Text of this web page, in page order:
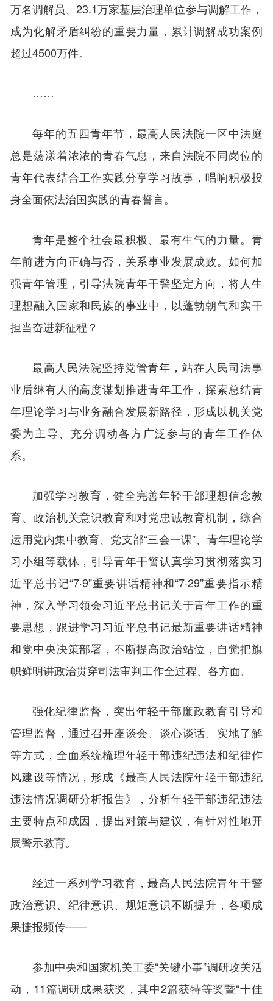
万名调解员、23.1万家基层治理单位参与调解工作，
成为化解矛盾纠纷的重要力量，累计调解成功案例
超过4500万件。
……
每年的五四青年节，最高人民法院一区中法庭
总是荡漾着浓浓的青春气息，来自法院不同岗位的
青年代表结合工作实践分享学习故事，唱响积极投
身全面依法治国实践的青春誓言。
青年是整个社会最积极、最有生气的力量。青
年前进方向正确与否，关系事业发展成败。如何加
强青年管理，引导法院青年干警坚定方向，将人生
理想融入国家和民族的事业中，以蓬勃朝气和实干
担当奋进新征程？
最高人民法院坚持党管青年，站在人民司法事
业后继有人的高度谋划推进青年工作，探索总结青
年理论学习与业务融合发展新路径，形成以机关党
委为主导、充分调动各方广泛参与的青年工作体
系。
加强学习教育，健全完善年轻干部理想信念教
育、政治机关意识教育和对党忠诚教育机制，综合
运用党内集中教育、党支部“三会一课”、青年理论学
习小组等载体，引导青年干警认真学习贯彻落实习
近平总书记“7·9”重要讲话精神和“7·29”重要指示精
神，深入学习领会习近平总书记关于青年工作的重
要思想，跟进学习习近平总书记最新重要讲话精神
和党中央决策部署，不断提高政治站位，自觉把旗
帜鲜明讲政治贯穿司法审判工作全过程、各方面。
强化纪律监督，突出年轻干部廉政教育引导和
管理监督，通过召开座谈会、谈心谈话、实地了解
等方式，全面系统梳理年轻干部违纪违法和纪律作
风建设等情况，形成《最高人民法院年轻干部违纪
违法情况调研分析报告》，分析年轻干部违纪违法
主要特点和成因，提出对策与建议，有针对性地开
展警示教育。
经过一系列学习教育，最高人民法院青年干警
政治意识、纪律意识、规矩意识不断提升，各项成
果捷报频传——
参加中央和国家机关工委“关键小事”调研攻关活
动，11篇调研成果获奖，其中2篇获特等奖暨“十佳